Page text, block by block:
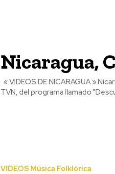
Nicaragua,
TVN, del programa llamado
VIDEOS Música Folklórica